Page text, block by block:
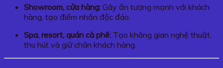
Showroom, cửa hàng: Gây ấn tượng mạnh với khách
hàng, tạo điểm nhấn độc đáo.
Spa, resort, quán cà phê: Tạo không gian nghệ thuật,
thu hút và giữ chân khách hàng.